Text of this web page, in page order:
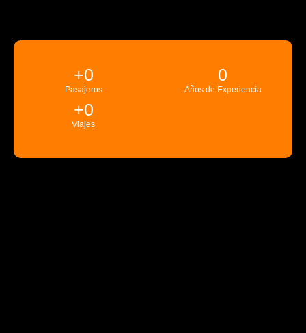
Pasajeros
+0
Años de Experiencia
0
Viajes
+0